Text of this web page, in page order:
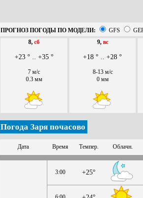
ПРОГНОЗ ПОГОДЫ ПО МОДЕЛИ: GFS
8, сб
+23 ° .. +35 °
7 м/с
0.3 мм
9, вс
+18 ° .. +28 °
8-13 м/с
0 мм
Погода Заря почасово
Дата Время Темпер. Облачн.
3:00 +25°